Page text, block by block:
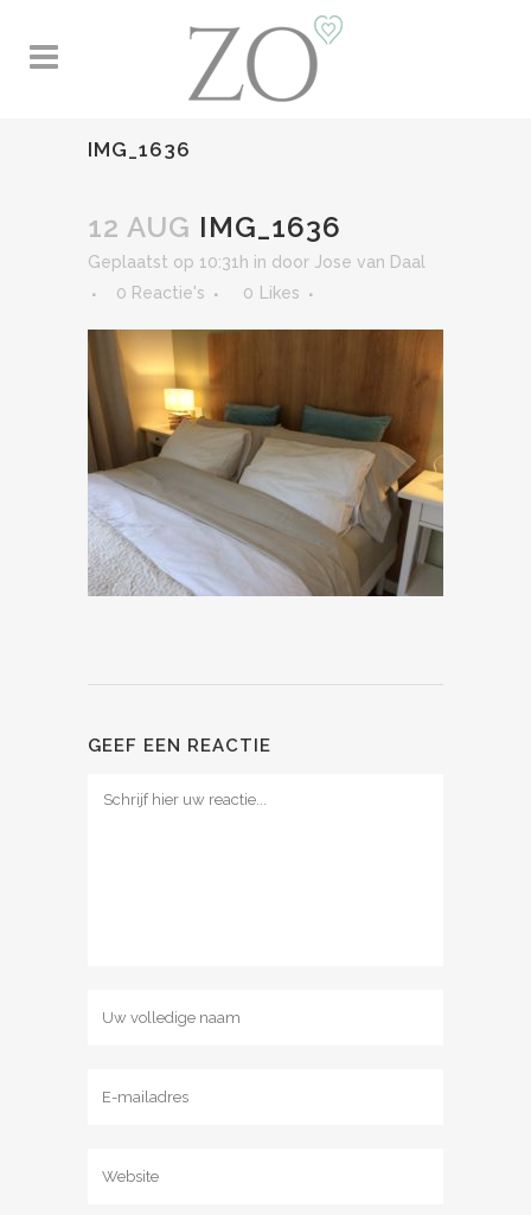
IMG_1636
12 AUG IMG_1636
Geplaatst op 10:31h in door Jose van Daal
0 Reactie's
0 Likes
GEEF EEN REACTIE